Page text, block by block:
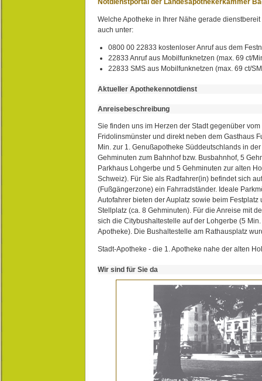
Welche Apotheke in Ihrer Nähe gerade
auch unter:
0800 00 22833 kostenloser Anruf aus dem
22833 Anruf aus Mobilfunknetzen (max. 69 ct/
22833 SMS aus Mobilfunknetzen (max. 69 ct/
Aktueller Apothekennotdienst
Anreisebeschreibung
Sie finden uns im Herzen der Stadt gegenüber
Fridolinsmünster und direkt neben dem Gasthaus
Min. zur 1. Genußapotheke Süddeutschlands in
Gehminuten zum Bahnhof bzw. Busbahnhof, 5
Parkhaus Lohgerbe und 5 Gehminuten zur alten
Schweiz). Für Sie als Radfahrer(in) befindet sich
(Fußgängerzone) ein Fahrradständer. Ideale
Autofahrer bieten der Auplatz sowie beim Festplatz
Stellplatz (ca. 8 Gehminuten). Für die Anreise mit
sich die Citybushaltestelle auf der Lohgerbe (5
Apotheke). Die Bushaltestelle am Rathausplatz
Stadt-Apotheke - die 1. Apotheke nahe der alten
Wir sind für Sie da